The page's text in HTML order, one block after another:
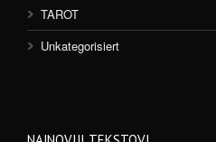
TAROT
Unkategorisiert